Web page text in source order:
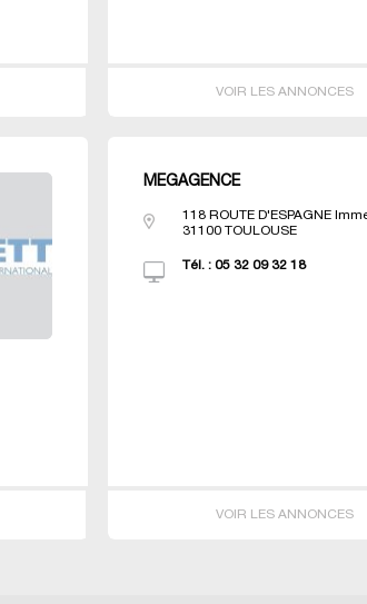
VOIR LES ANNONCES
MEGAGENCE
118 ROUTE D'ESPAGNE
31100 TOULOUSE
Tél. :05 32 09 32 18
VOIR LES ANNONCES